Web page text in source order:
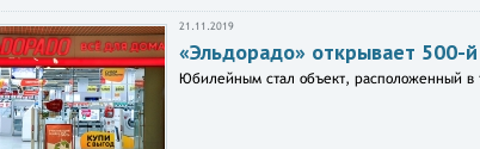
21.11.2019
«Эльдорадо» открывает 500-й
Юбилейным стал объект, расположенный в